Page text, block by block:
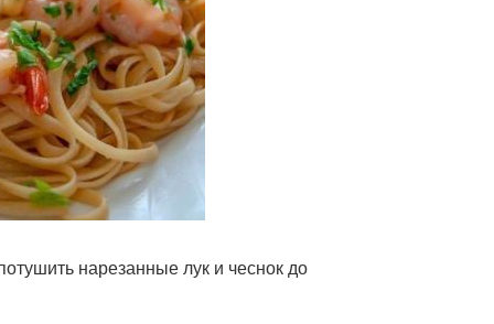
нарезанные лук и чеснок до